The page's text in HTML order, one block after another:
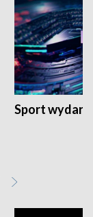
Sport